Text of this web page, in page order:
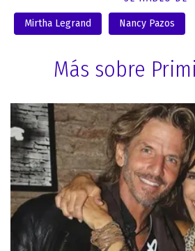
Mirtha Legrand Nancy Pazos
Más sobre